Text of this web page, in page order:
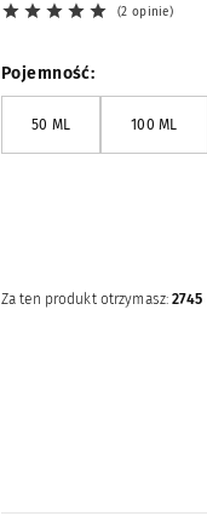
Za ten produkt otrzymasz:2745
2 opinie
Pojemność
50 ML 100 ML